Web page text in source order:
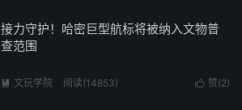
接力守护！哈密巨型航标将被纳入文物普
查范围
 赞(2)
 文玩学院 阅读(14853)